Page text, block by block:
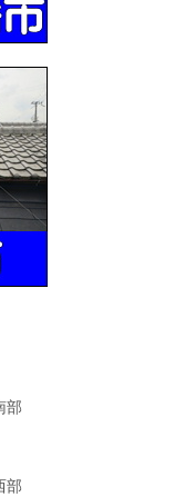
部
部